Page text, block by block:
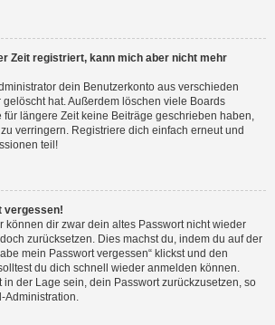
Zeit registriert, kann mich aber nicht mehr
dein Benutzerkonto aus verschieden
hat. Außerdem löschen viele Boards
für längere Zeit keine Beiträge geschrieben haben,
verringern. Registriere dich einfach erneut und
teil!
vergessen!
können dir zwar dein altes Passwort nicht wieder
zurücksetzen. Dies machst du, indem du auf der
mein Passwort vergessen“ klickst und den
du dich schnell wieder anmelden können.
in der Lage sein, dein Passwort zurückzusetzen, so
Administration.